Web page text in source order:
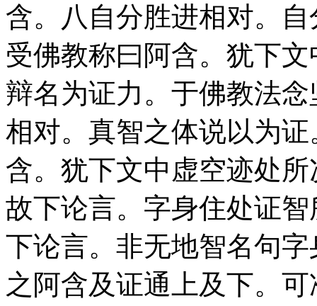
含。八自分胜进相对。
受佛教称曰阿含。犹下
辩名为证力。于佛教法
相对。真智之体说以为
含。犹下文中虚空迹处
故下论言。字身住处证
下论言。非无地智名句
之阿含及证通上及下。